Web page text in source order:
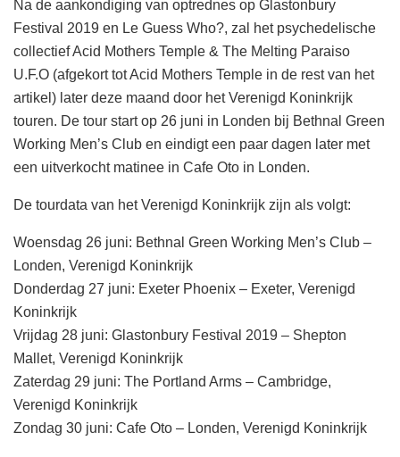
Na de aankondiging van optrednes op Glastonbury
Festival 2019 en Le Guess Who?, zal het psychedelische
collectief Acid Mothers Temple & The Melting Paraiso
U.F.O (afgekort tot Acid Mothers Temple in de rest van het
artikel) later deze maand door het Verenigd Koninkrijk
touren. De tour start op 26 juni in Londen bij Bethnal Green
Working Men’s Club en eindigt een paar dagen later met
een uitverkocht matinee in Cafe Oto in Londen.
De tourdata van het Verenigd Koninkrijk zijn als volgt:
Woensdag 26 juni: Bethnal Green Working Men’s Club –
Londen, Verenigd Koninkrijk
Donderdag 27 juni: Exeter Phoenix – Exeter, Verenigd
Koninkrijk
Vrijdag 28 juni: Glastonbury Festival 2019 – Shepton
Mallet, Verenigd Koninkrijk
Zaterdag 29 juni: The Portland Arms – Cambridge,
Verenigd Koninkrijk
Zondag 30 juni: Cafe Oto – Londen, Verenigd Koninkrijk